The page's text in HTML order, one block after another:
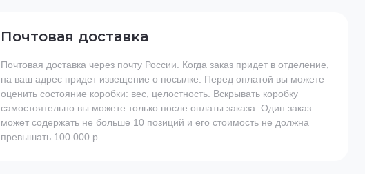
Почтовая доставка
Почтовая доставка через почту России. Когда заказ придет в отделение,
на ваш адрес придет извещение о посылке. Перед оплатой вы можете
оценить состояние коробки: вес, целостность. Вскрывать коробку
самостоятельно вы можете только после оплаты заказа. Один заказ
может содержать не больше 10 позиций и его стоимость не должна
превышать 100 000 р.